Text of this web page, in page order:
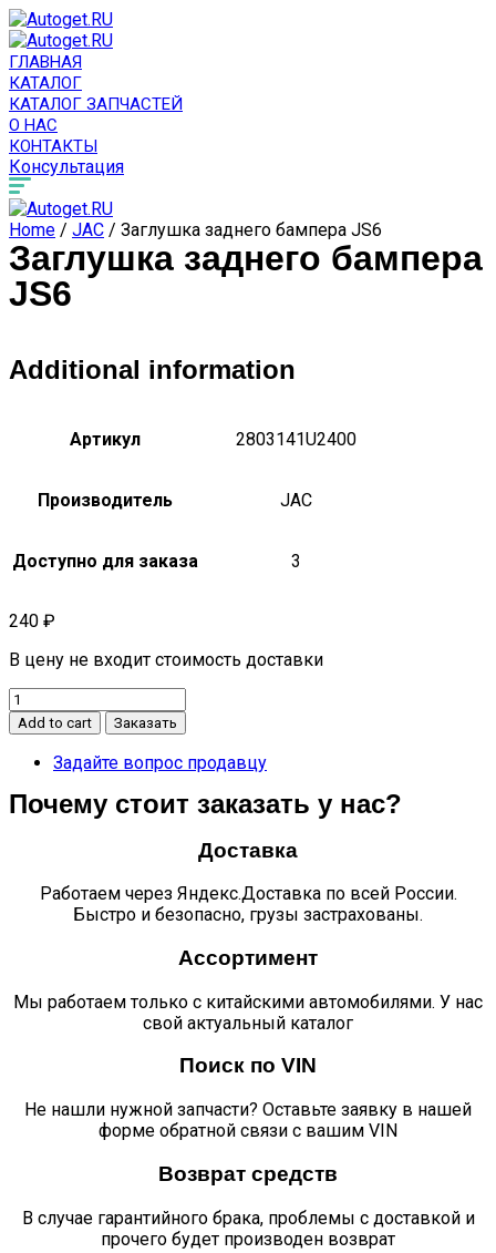
ГЛАВНАЯ
КАТАЛОГ
КАТАЛОГ ЗАПЧАСТЕЙ
О НАС
КОНТАКТЫ
Консультация
Home / JAC / Заглушка заднего бампера JS6
Заглушка заднего бампера
JS6
Additional information
Артикул 2803141U2400
Производитель JAC
Доступно для заказа 3
240 ₽
В цену не входит стоимость доставки
Заглушка
заднего
бампера
JS6
Add to cart Заказать
Задайте вопрос продавцу
Почему стоит заказать у нас?
Доставка
Работаем через Яндекс.Доставка по всей России.
Быстро и безопасно, грузы застрахованы.
Ассортимент
Мы работаем только с китайскими автомобилями. У нас
свой актуальный каталог
Поиск по VIN
Не нашли нужной запчасти? Оставьте заявку в нашей
форме обратной связи с вашим VIN
Возврат средств
В случае гарантийного брака, проблемы с доставкой и
прочего будет производен возврат